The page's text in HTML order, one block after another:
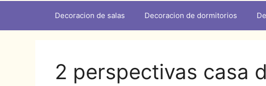
Decoracion de salas Decoracion de dormitorios
2 perspectivas casa